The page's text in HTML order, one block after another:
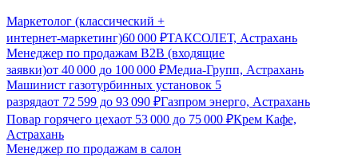
Маркетолог (классический +
интернет‑маркетинг)60 000 ₽ТАКСОЛЕТ, Астрахань
Менеджер по продажам B2B (входящие
заявки)от 40 000 до 100 000 ₽Медиа-Групп, Астрахань
Машинист газотурбинных установок 5
разрядаот 72 599 до 93 090 ₽Газпром энерго, Астрахань
Повар горячего цехаот 53 000 до 75 000 ₽Крем Кафе,
Астрахань
Менеджер по продажам в салон